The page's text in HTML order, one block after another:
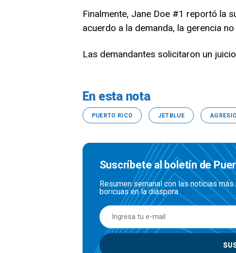
Finalmente, Jane Doe #1 reportó la
acuerdo a la demanda, la gerencia
Las demandantes solicitaron un
En esta nota
PUERTO RICO JETBLUE
Suscríbete al boletín de
Resumen semanal con las noticias
boricuas en la diáspora